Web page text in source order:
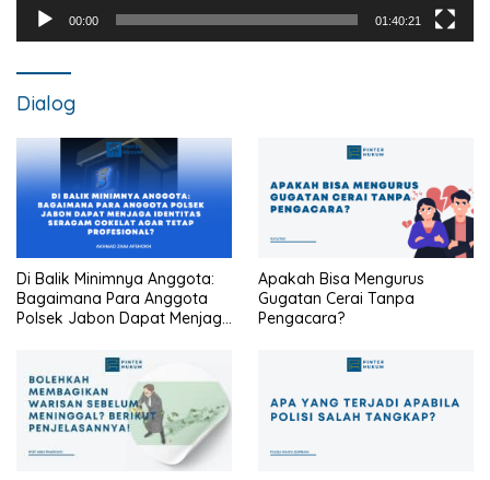
00:00 01:40:21
Dialog
Di Balik Minimnya Anggota:
Bagaimana Para Anggota
Polsek Jabon Dapat Menjaga
Agar Tetap Profesional?
Apakah Bisa Mengurus
Gugatan Cerai Tanpa
Pengacara?